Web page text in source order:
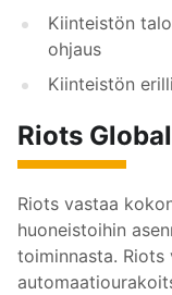
Kiinteistön
ohjaus
Kiinteistön
Riots
Riots vastaa
huoneistoihin
toiminnasta.